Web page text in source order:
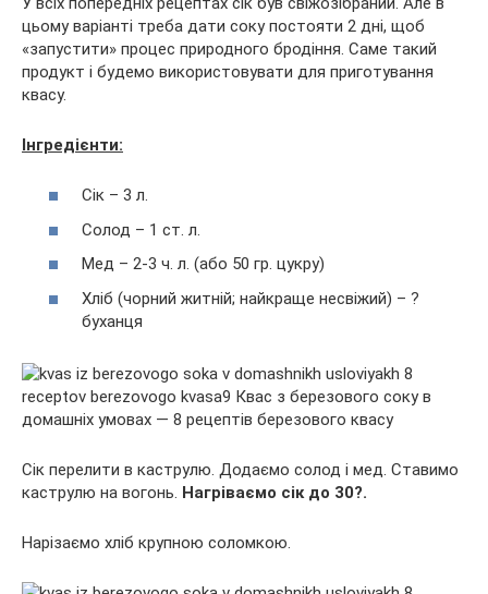
цьому варіанті треба дати соку постояти 2 дні, щоб
«запустити» процес природного бродіння. Саме такий
продукт і будемо використовувати для приготування
квасу.
Інгредієнти:
Сік – 3 л.
Солод – 1 ст. л.
Мед – 2-3 ч. л. (або 50 гр. цукру)
Хліб (чорний житній; найкраще несвіжий) – ?
буханця
Сік перелити в каструлю. Додаємо солод і мед. Ставимо
каструлю на вогонь. Нагріваємо сік до 30?.
Нарізаємо хліб крупною соломкою.